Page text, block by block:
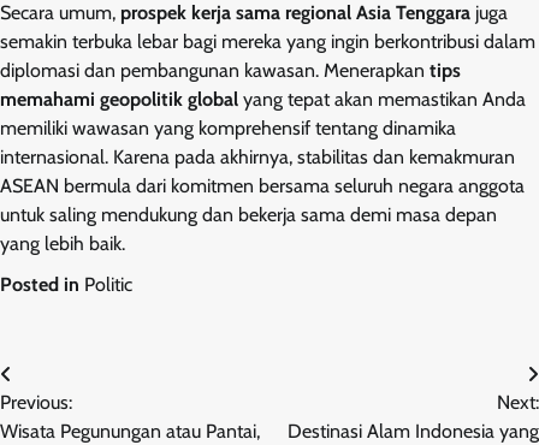
Secara umum, prospek kerja sama regional Asia Tenggara juga
semakin terbuka lebar bagi mereka yang ingin berkontribusi dalam
diplomasi dan pembangunan kawasan. Menerapkan tips
memahami geopolitik global yang tepat akan memastikan Anda
memiliki wawasan yang komprehensif tentang dinamika
internasional. Karena pada akhirnya, stabilitas dan kemakmuran
ASEAN bermula dari komitmen bersama seluruh negara anggota
untuk saling mendukung dan bekerja sama demi masa depan
yang lebih baik.
Posted in Politic
Post
navigation
Previous:
Wisata Pegunungan atau Pantai,
Next:
Destinasi Alam Indonesia yang